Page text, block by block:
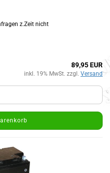
z.Zeit nicht
89,95 EUR
inkl. 19% MwSt. zzgl. Versand